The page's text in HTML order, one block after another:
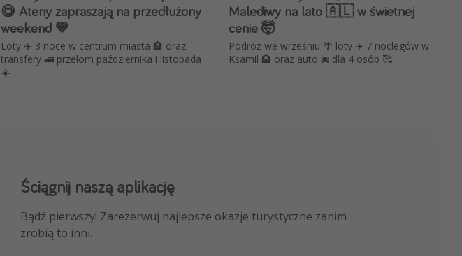
😋 Ateny zapraszają na przedłużony
weekend 💙
Loty ✈️ 3 noce w centrum miasta 🏨 oraz
transfery 🚄 przełom października i listopada
☀️
Malediwy na lato 🇦🇱 w świetnej
cenie 🤯
Podróż we wrześniu 🌴 loty ✈️ 7 noclegów w
Ksamil 🏨 oraz auto 🚘 dla 4 osób 🥰
Ściągnij naszą aplikację
Bądź pierwszy! Zarezerwuj najlepsze okazje turystyczne zanim
zrobią to inni.
Dołącz do naszego kanału na WhatsApp
NAJLEPSZE oferty podróżnicze, porady ekspertów i wiele więcej!